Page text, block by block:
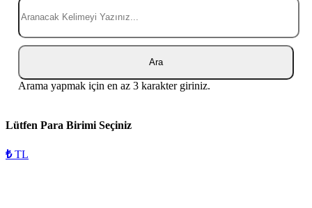
Ara
Arama yapmak için en az 3 karakter giriniz.
Lütfen Para Birimi Seçiniz
₺TL